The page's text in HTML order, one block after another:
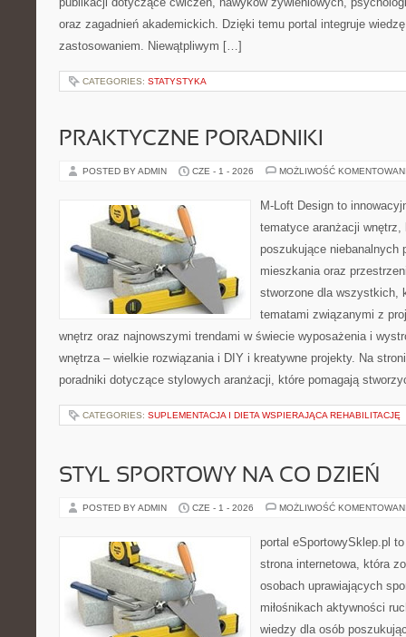
oraz zagadnień akademickich. Dzięki temu portal integruje
zastosowaniem. Niewątpliwym […]
CATEGORIES: STATYSTYKA
PRAKTYCZNE PORADNIKI
POSTED BY ADMIN CZE - 1 - 2026 MOŻLIWOŚĆ
M-Loft Design to
tematyce aranżacji
poszukujące niebanalnych
mieszkania oraz
stworzone dla wszystkich,
tematami związanymi z
wnętrz oraz najnowszymi trendami w świecie wyposażenia i
wnętrza – wielkie rozwiązania i DIY i kreatywne projekty. Na
poradniki dotyczące stylowych aranżacji, które pomagają
CATEGORIES: SUPLEMENTACJA I DIETA WSPIERAJĄCA REHABILITACJĘ
STYL SPORTOWY NA CO DZIEŃ
POSTED BY ADMIN CZE - 1 - 2026 MOŻLIWOŚĆ
portal eSportowySklep.pl
strona internetowa, która
osobach uprawiających
miłośnikach aktywności
wiedzy dla osób